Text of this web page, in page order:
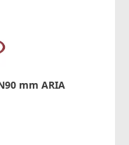
mm ARIA